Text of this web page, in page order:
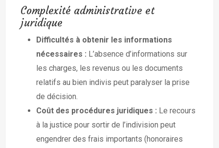
Complexité administrative et
juridique
Difficultés à obtenir les informations
nécessaires : L’absence d’informations sur
les charges, les revenus ou les documents
relatifs au bien indivis peut paralyser la prise
de décision.
Coût des procédures juridiques : Le recours
à la justice pour sortir de l’indivision peut
engendrer des frais importants (honoraires